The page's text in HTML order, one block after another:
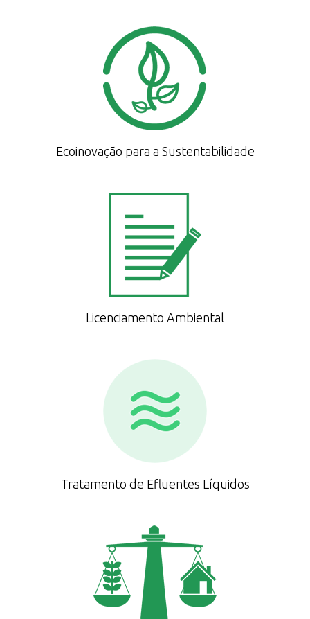
Ecoinovação para a Sustentabilidade
Licenciamento Ambiental
Tratamento de Efluentes Líquidos